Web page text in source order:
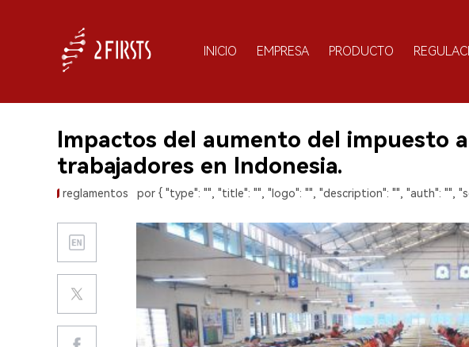
INICIO EMPRESA PRODUCTO
Impactos del aumento del impuesto
trabajadores en Indonesia.
reglamentos por { "type": "", "title": "", "logo": "", "description": "", "auth": "",